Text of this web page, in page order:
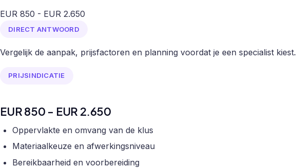
EUR 850 - EUR 2.650
DIRECT ANTWOORD
Vergelijk de aanpak, prijsfactoren en planning voordat je een specialist kiest.
PRIJSINDICATIE
EUR 850 - EUR 2.650
Oppervlakte en omvang van de klus
Materiaalkeuze en afwerkingsniveau
Bereikbaarheid en voorbereiding